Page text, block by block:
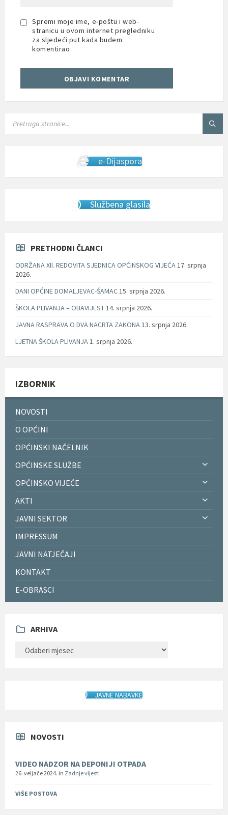
Spremi moje ime, e-poštu i web-
stranicu u ovom internet pregledniku
za sljedeći put kada budem
komentirao.
e-Dijaspora
Službena glasila
PRETHODNI ČLANCI
ODRŽANA XII. REDOVITA SJEDNICA OPĆINSKOG VIJEĆA17. srpnja
2026.
DANI OPĆINE DOMALJEVAC-ŠAMAC15. srpnja 2026.
ŠKOLA PLIVANJA – OBAVIJEST14. srpnja 2026.
JAVNA RASPRAVA O DVA NACRTA ZAKONA13. srpnja 2026.
LJETNA ŠKOLA PLIVANJA1. srpnja 2026.
IZBORNIK
NOVOSTI
O OPĆINI
OPĆINSKI NAČELNIK
OPĆINSKE SLUŽBE
OPĆINSKO VIJEĆE
AKTI
JAVNI SEKTOR
IMPRESSUM
JAVNI NATJEČAJI
KONTAKT
E-OBRASCI
ARHIVA
JAVNE NABAVKE
NOVOSTI
VIDEO NADZOR NA DEPONIJI OTPADA
26. veljače 2024. in Zadnje vijesti
VIŠE POSTOVA